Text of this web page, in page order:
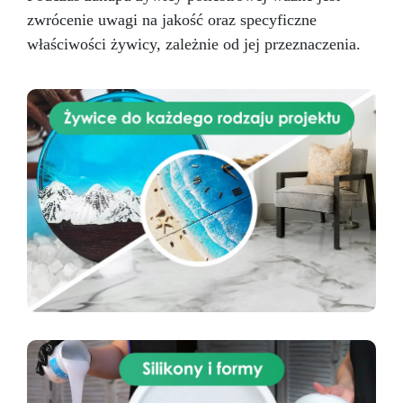
Wynikiem jest piękna powierzchnia, odporna na
wodę, ciepło i zadrapania, która wzbogaca
wnętrze o ponadczasowy akcent i klasę.
zwrócenie uwagi na jakość oraz specyficzne
właściwości żywicy, zależnie od jej przeznaczenia.